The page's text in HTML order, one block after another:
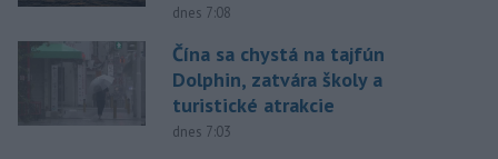
dnes 7:08
Čína sa chystá na tajfún
Dolphin, zatvára školy a
turistické atrakcie
dnes 7:03